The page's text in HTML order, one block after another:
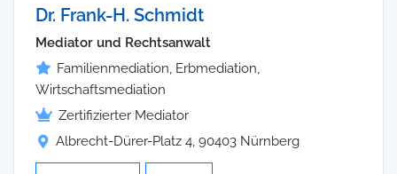
Dr. Frank-H. Schmidt
Mediator und Rechtsanwalt
Familienmediation, Erbmediation,
Wirtschaftsmediation
Zertifizierter Mediator
Albrecht-Dürer-Platz 4, 90403 Nürnberg